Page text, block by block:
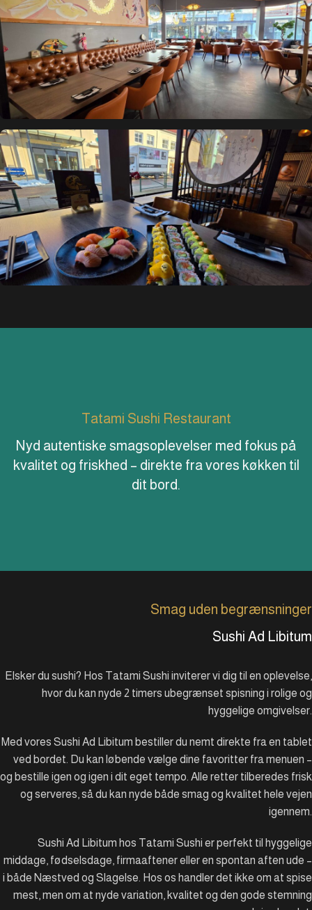
Tatami Sushi Restaurant
Nyd autentiske smagsoplevelser med fokus på
kvalitet og friskhed – direkte fra vores køkken til
dit bord.
Smag uden begrænsninger
Sushi Ad Libitum
Elsker du sushi? Hos Tatami Sushi inviterer vi dig til en oplevelse,
hvor du kan nyde 2 timers ubegrænset spisning i rolige og
hyggelige omgivelser.
Med vores Sushi Ad Libitum bestiller du nemt direkte fra en tablet
ved bordet. Du kan løbende vælge dine favoritter fra menuen –
og bestille igen og igen i dit eget tempo. Alle retter tilberedes frisk
og serveres, så du kan nyde både smag og kvalitet hele vejen
igennem.
Sushi Ad Libitum hos Tatami Sushi er perfekt til hyggelige
middage, fødselsdage, firmaaftener eller en spontan aften ude –
i både Næstved og Slagelse. Hos os handler det ikke om at spise
mest, men om at nyde variation, kvalitet og den gode stemning